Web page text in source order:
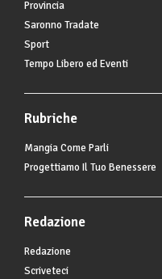
Provincia
Saronno Tradate
Sport
Tempo Libero ed Eventi
Rubriche
Mangia Come Parli
Progettiamo Il Tuo Benessere
Redazione
Redazione
Scriveteci